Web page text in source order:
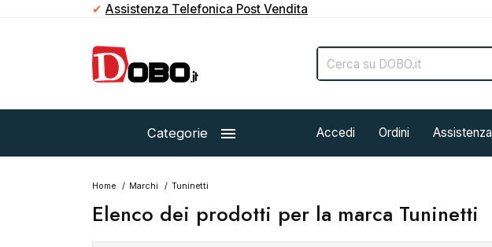
✔ Assistenza Telefonica Post Vendita
Categorie  Accedi Ordini Assistenza
Home Marchi Tuninetti
Elenco dei prodotti per la marca Tuninetti